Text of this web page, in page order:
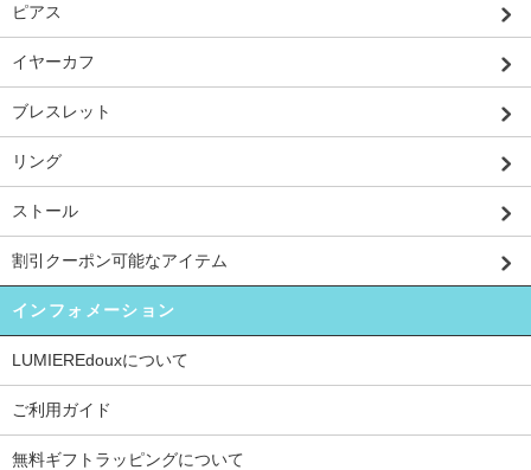
ピアス
イヤーカフ
ブレスレット
リング
ストール
割引クーポン可能なアイテム
インフォメーション
LUMIEREdouxについて
ご利用ガイド
無料ギフトラッピングについて